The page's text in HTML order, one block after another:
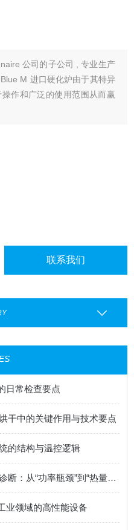
公司的子公司 , 专业生产
M 进口硬化炉由于其特异
作和广泛的使用范围从而赢
联系我们
日常检查要点
干中的关键作用与技术要点
的结构与温控逻辑
洁净烘箱温度上不去的原因诊断：从“功率瓶颈”到“热量流失”的系统排查
业领域的高性能设备